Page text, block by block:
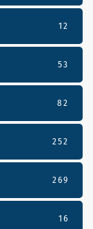
12
53
82
252
269
16